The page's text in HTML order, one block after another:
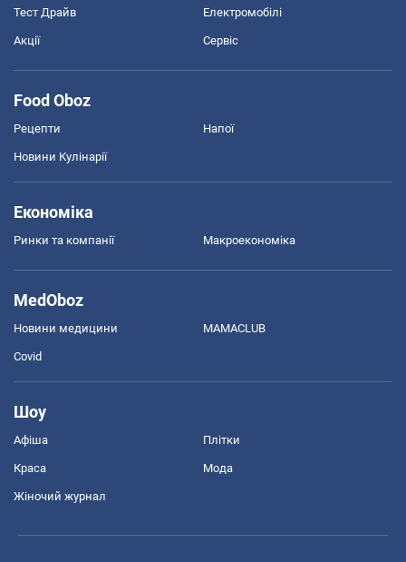
Тест Драйв Електромобілі
Акції Сервіс
Food Oboz
Рецепти Напої
Новини Кулінарії
Економіка
Ринки та компанії Макроекономіка
MedOboz
Новини медицини MAMACLUB
Covid
Шоу
Афіша Плітки
Краса Мода
Жіночий журнал